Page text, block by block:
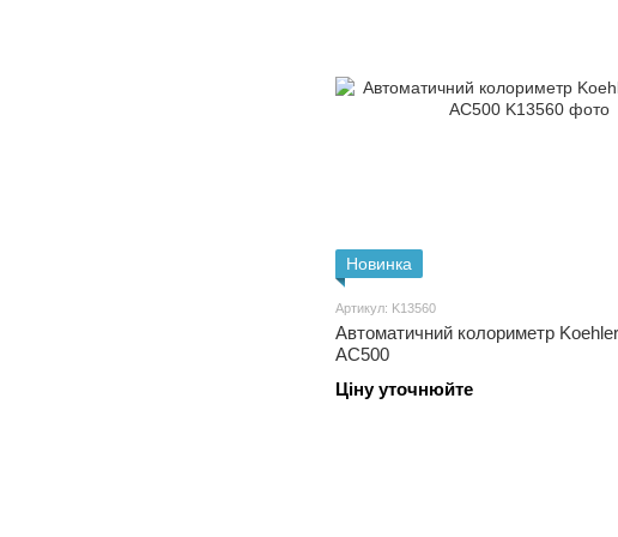
Новинка
Артикул: K13560
Автоматичний колориметр Koehlerinstrument
AC500
Ціну уточнюйте